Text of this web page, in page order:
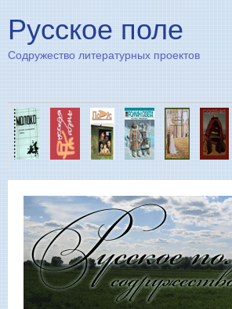
Русское поле
Содружество литературных проектов